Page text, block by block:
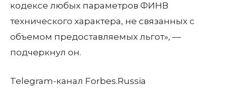
кодексе любых параметров ФИНВ
технического характера, не связанных с
объемом предоставляемых льгот», —
подчеркнул он.
Telegram-канал Forbes.Russia